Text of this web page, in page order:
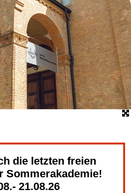
Sommerakademie!
21.08.26